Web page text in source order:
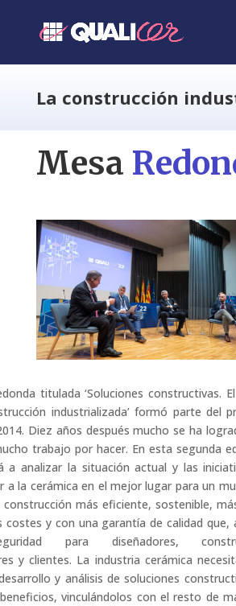
La construcción
Mesa
titulada ‘Soluciones constructivas.
industrializada’ formó parte del
Diez años después mucho se ha
trabajo por hacer. En esta segunda
a analizar la situación actual y las
a la cerámica en el mejor lugar para un
construcción más eficiente, sostenible,
costes y con una garantía de calidad que,
para diseñadores,
y clientes. La industria cerámica
y análisis de soluciones
vinculándolos con el resto de